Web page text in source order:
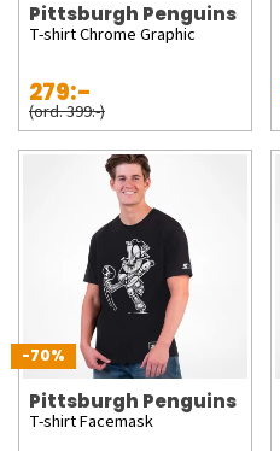
Pittsburgh Penguins
T-shirt Chrome Graphic
279:-
(ord. 399:-)
-70%
Pittsburgh Penguins
T-shirt Facemask